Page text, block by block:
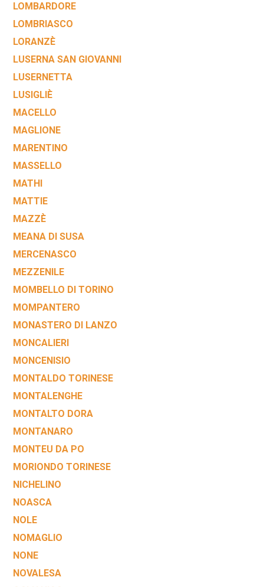
LOMBARDORE
LOMBRIASCO
LORANZÈ
LUSERNA SAN GIOVANNI
LUSERNETTA
LUSIGLIÈ
MACELLO
MAGLIONE
MARENTINO
MASSELLO
MATHI
MATTIE
MAZZÈ
MEANA DI SUSA
MERCENASCO
MEZZENILE
MOMBELLO DI TORINO
MOMPANTERO
MONASTERO DI LANZO
MONCALIERI
MONCENISIO
MONTALDO TORINESE
MONTALENGHE
MONTALTO DORA
MONTANARO
MONTEU DA PO
MORIONDO TORINESE
NICHELINO
NOASCA
NOLE
NOMAGLIO
NONE
NOVALESA